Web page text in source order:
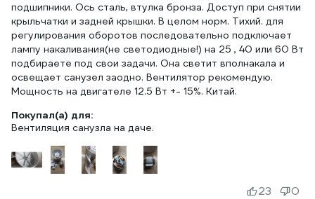
подшипники. Ось сталь, втулка бронза. Доступ при снятии
крыльчатки и задней крышки. В целом норм. Тихий. для
регулирования оборотов последовательно подключает
лампу накаливания(не светодиодные!) на 25 , 40 или 60 Вт
подбираете под свои задачи. Она светит вполнакала и
освещает санузел заодно. Вентилятор рекомендую.
Мощность на двигателе 12.5 Вт +- 15%. Китай.
Покупал(а) для:
Вентиляция санузла на даче.
23 0